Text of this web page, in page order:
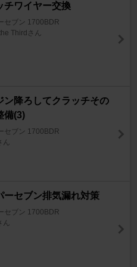
チワイヤー交換
セブン 1700BDR
Thirdさん
ン降ろしてクラッチその
備(3)
セブン 1700BDR
ん
ーセブン排気漏れ対策
セブン 1700BDR
ん